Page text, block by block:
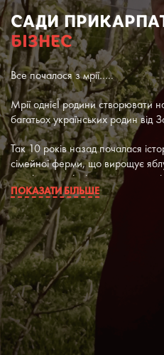
САДИ
БІЗНЕС
Все почалося з мрії…..
Мрії однієЇ родини створювати
багатьох українських родин
Так 10 років назад почалася
сімейної ферми, що вирощує
плодів екологічні соки прямого
Ми працювали і вчилися
долучали до роботи eвропейских
Голандії, аби наші яблука були
смаковими якостями.
Ми знаходимось в екологічно-
впливу виробницв, що дає нам
смак наших яблук і енергійна
На сьогодні наші сади - це 120
ПОКАЗАТИ БІЛЬШЕ